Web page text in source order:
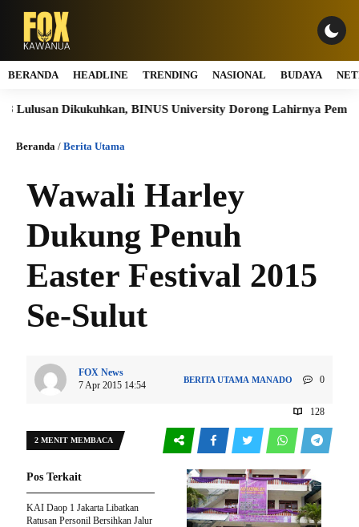
BERANDA HEADLINE TRENDING NASIONAL BUDAYA
Dikukuhkan, BINUS University Dorong Lahirnya Pemimpin
Beranda / Berita Utama
Wawali Harley
Dukung Penuh
Easter Festival 2015
Se-Sulut
FOX News
7 Apr 2015 14:54
BERITA UTAMA MANADO 0
128
2 MENIT MEMBACA
Pos Terkait
KAI Daop 1 Jakarta Libatkan
Ratusan Personil Bersihkan Jalur